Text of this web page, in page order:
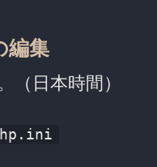
編集
（日本時間）